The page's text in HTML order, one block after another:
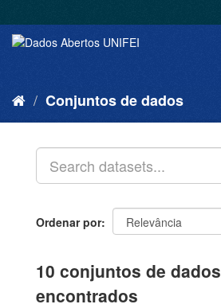
Conjuntos de dados
Ordenar por
10 conjuntos de dados
encontrados